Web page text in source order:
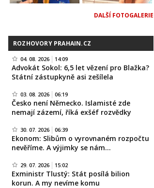
DALŠÍ FOTOGALERIE
ROZHOVORY PRAHAIN.CZ
04. 08. 2026 14:09
Advokát Sokol: 6,5 let vězení pro Blažka?
Státní zástupkyně asi zešílela
03. 08. 2026 06:19
Česko není Německo. Islamisté zde
nemají zázemí, říká exšéf rozvědky
30. 07. 2026 06:39
Ekonom: Slibům o vyrovnaném rozpočtu
nevěříme. A výjimky se nám…
29. 07. 2026 15:02
Exministr Tlustý: Stát posílá bilion
korun. A my nevíme komu